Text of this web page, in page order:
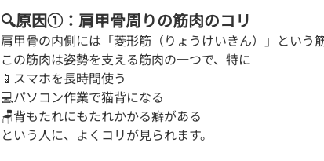
🔍原因①：肩甲骨周りの筋肉のコリ
肩甲骨の内側には「菱形筋（りょうけいきん）」という
この筋肉は姿勢を支える筋肉の一つで、特に
📱スマホを長時間使う
💻パソコン作業で猫背になる
🪑背もたれにもたれかかる癖がある
という人に、よくコリが見られます。